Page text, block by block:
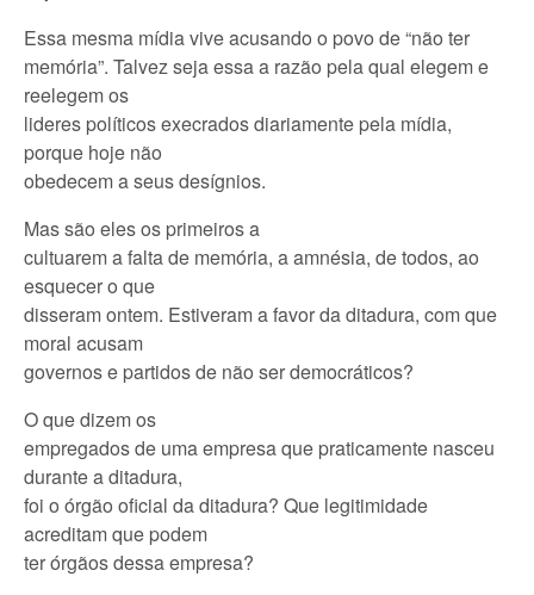
Essa mesma mídia vive acusando o povo de “não ter
memória”. Talvez seja essa a razão pela qual elegem e
reelegem os
lideres políticos execrados diariamente pela mídia,
porque hoje não
obedecem a seus desígnios.
Mas são eles os primeiros a
cultuarem a falta de memória, a amnésia, de todos, ao
esquecer o que
disseram ontem. Estiveram a favor da ditadura, com que
moral acusam
governos e partidos de não ser democráticos?
O que dizem os
empregados de uma empresa que praticamente nasceu
durante a ditadura,
foi o órgão oficial da ditadura? Que legitimidade
acreditam que podem
ter órgãos dessa empresa?